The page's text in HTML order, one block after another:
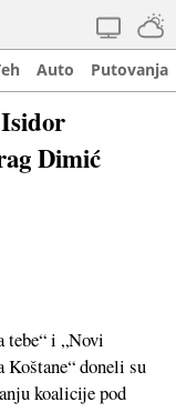
Auto Putovanja
Dimić
tebe“ i „Novi
doneli su
koalicije pod